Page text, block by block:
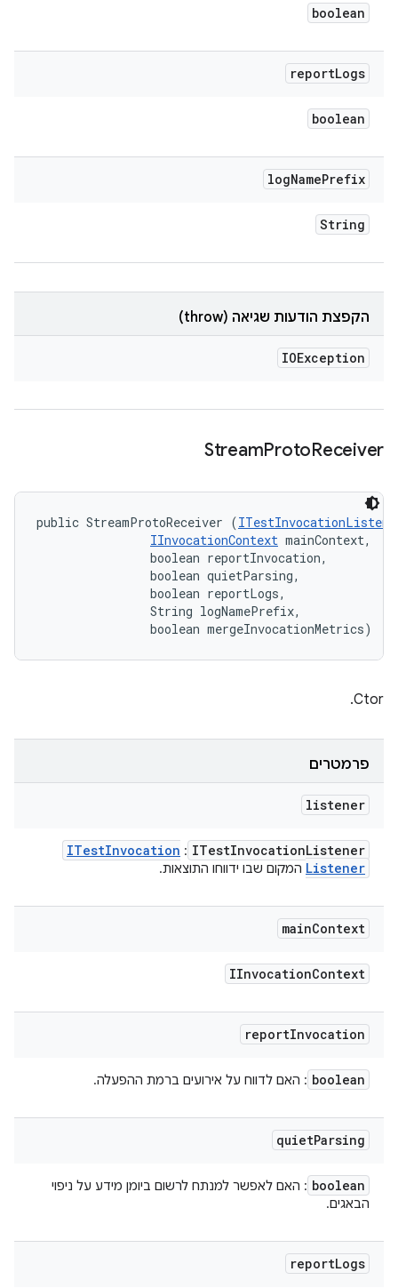
boolean
reportLogs
boolean
logNamePrefix
String
הקפצת הודעות שגיאה (throw)
IOException
StreamProtoReceiver
public StreamProtoReceiver (
IInvocationContext mainContext,
                boolean reportInvocation,
                boolean quietParsing,
                boolean reportLogs,
                String logNamePrefix,
                boolean mergeInvocationMetrics)
Ctor.
פרמטרים
listener
ITestInvocationListener
:
ITestInvocation
Listener המקום שבו ידווחו התוצאות.
mainContext
IInvocationContext
reportInvocation
boolean : האם לדווח על אירועים ברמת ההפעלה.
quietParsing
boolean : האם לאפשר למנתח לרשום ביומן מידע על ניפוי
הבאגים.
reportLogs